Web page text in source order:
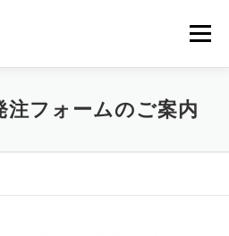
メニュー
NEWS CONTACT
注フォームのご案内